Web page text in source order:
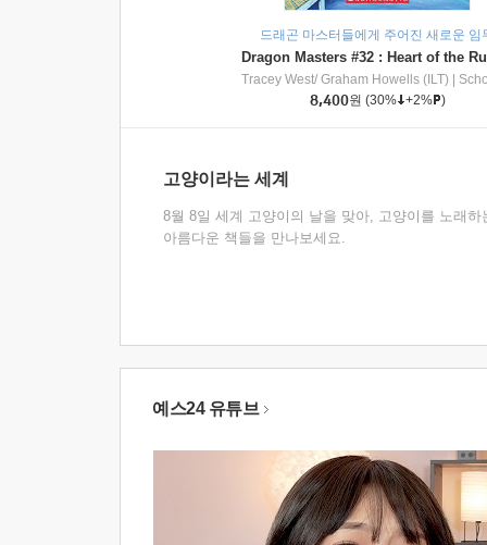
드래곤 마스터들에게 주어진 새로운 임
Tracey West/ Graham Howells (ILT)
8,400원 (30% +2% )
고양이라는 세계
8월 8일 세계 고양이의 날을 맞아, 고양이를 노래하
아름다운 책들을 만나보세요.
예스24 유튜브